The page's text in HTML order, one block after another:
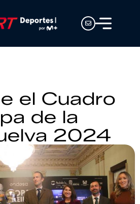
el Cuadro
de la
2024